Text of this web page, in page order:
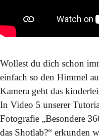
Wollest du dich schon
einfach so den Himmel
Kamera geht das
In Video 5 unserer
Fotografie „Besondere
das Shotlab?“ erkunden